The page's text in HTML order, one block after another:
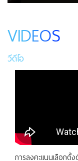
VIDEOS
วีดีโอ
การลงคะแนนเลือกตั้